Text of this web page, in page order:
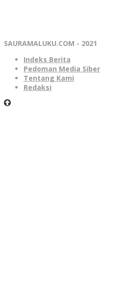
SAURAMALUKU.COM - 2021
Indeks Berita
Pedoman Media Siber
Tentang Kami
Redaksi